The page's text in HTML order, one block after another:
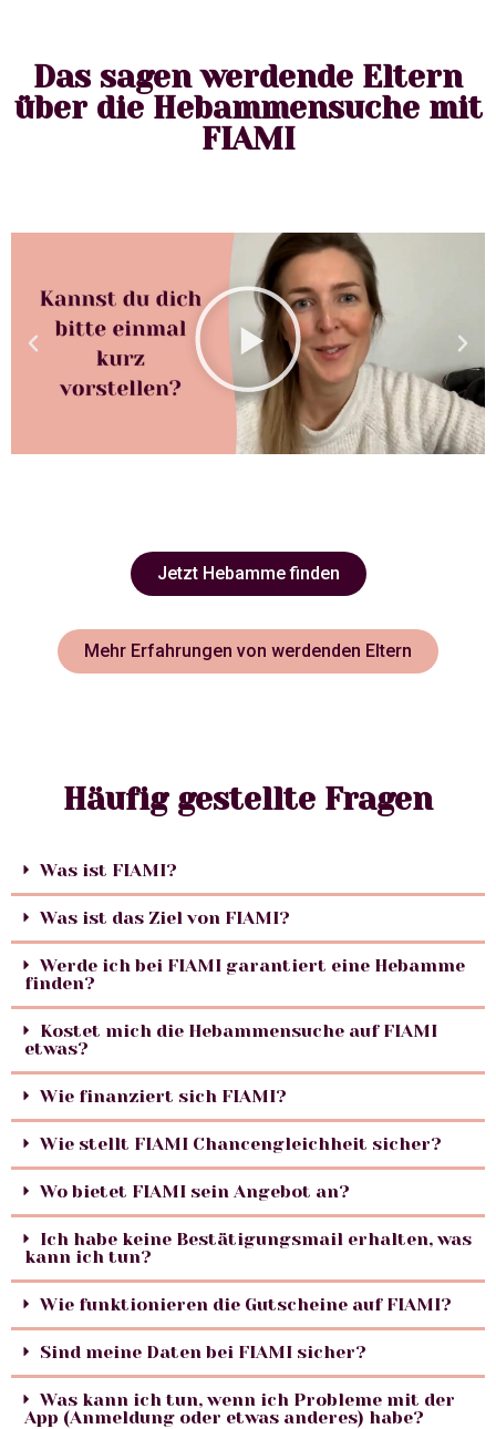
Das sagen werdende Eltern
über die Hebammensuche mit
FIAMI
Jetzt Hebamme finden
Mehr Erfahrungen von werdenden Eltern
Häufig gestellte Fragen
Was ist FIAMI?
Was ist das Ziel von FIAMI?
Werde ich bei FIAMI garantiert eine Hebamme
finden?
Kostet mich die Hebammensuche auf FIAMI
etwas?
Wie finanziert sich FIAMI?
Wie stellt FIAMI Chancengleichheit sicher?
Wo bietet FIAMI sein Angebot an?
Ich habe keine Bestätigungsmail erhalten, was
kann ich tun?
Wie funktionieren die Gutscheine auf FIAMI?
Sind meine Daten bei FIAMI sicher?
Was kann ich tun, wenn ich Probleme mit der
App (Anmeldung oder etwas anderes) habe?